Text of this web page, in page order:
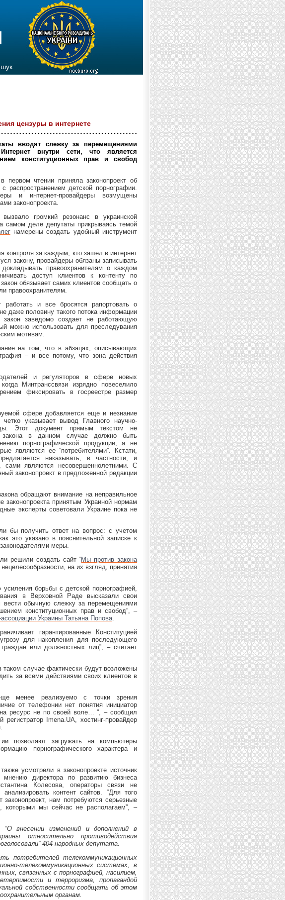
цензуры в интернете
вводят слежку за перемещениями
Интернет внутри сети, что является
конституционных прав и свобод
первом чтении приняла законопроект об
распространением детской порнографии.
и интернет-провайдеры возмущены
законопроекта.
громкий резонанс в украинской
самом деле депутаты прикрываясь темой
намерены создать удобный инструмент
контроля за каждым, кто зашел в интернет
закону, провайдеры обязаны записывать
правоохранителям о каждом
доступ клиентов к контенту по
обязывает самих клиентов сообщать о
правоохранителям.
и все бросятся рапортовать о
даже половину такого потока информации
заведомо создает не работающую
можно использовать для преследувания
мотивам.
на том, что в абзацах, описывающих
– и все потому, что зона действия
и регуляторов в сфере новых
Минтранссвязи изрядно повеселило
фиксировать в госреестре размер
сфере добавляется еще и незнание
указывает вывод Главного научно-
Этот документ прямым текстом не
закона в данном случае должно быть
порнографической продукции, а не
являются ее “потребителями”. Кстати,
наказывать, в частности, и
являются несовершеннолетними. С
законопроект в предложенной редакции
обращают внимание на неправильное
законопроекта принятым Украиной нормам
эксперты советовали Украине пока не
бы получить ответ на вопрос: с учетом
это указано в пояснительной записке к
меры.
решили создать сайт “Мы против закона
на их взгляд, принятия
борьбы с детской порнографией,
в Верховной Раде высказали свои
вести обычную слежку за перемещениями
конституционных прав и свобод”, –
Украины Татьяна Попова.
гарантированные Конституцией
для накопления для последующего
или должностных лиц”, – считает
таком случае фактически будут возложены
за всеми действиями своих клиентов в
менее реализуемо с точки зрения
от телефонии нет понятия инициатор
ресурс не по своей воле… “, – сообщил
Imena.UA, хостинг-провайдер
позволяют загружать на компьютеры
порнографического характера и
усмотрели в законопроекте источник
директора по развитию бизнеса
Колесова, операторы связи не
контент сайтов. “Для того
нам потребуются серьезные
которыми мы сейчас не располагаем”, –
внесении изменений и дополнений в
относительно противодействия
404 народных депутата.
потребителей телекоммуникационных
телекоммуникационных системах, в
связанных с порнографией, насилием,
и терроризма, пропагандой
собственности сообщать об этом
органам.